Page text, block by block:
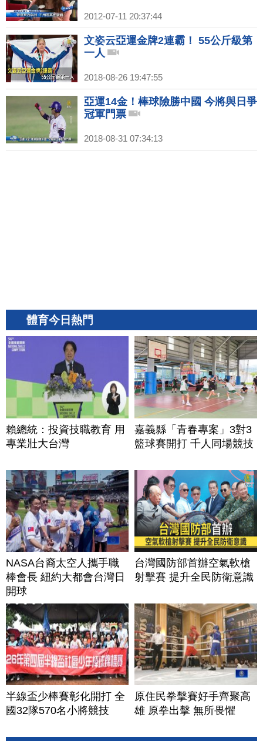
2012-07-11 20:37:44
文姿云亞運金牌2連霸！ 55公斤級第
一人
2018-08-26 19:47:55
亞運14金！棒球險勝中國 今將與日爭
冠軍門票
2018-08-31 07:34:13
體育今日熱門
賴總統：投資技職教育 用
專業壯大台灣
嘉義縣「青春專案」3對3
籃球賽開打 千人同場競技
NASA台裔太空人攜手職
棒會長 紐約大都會台灣日
開球
台灣國防部首辦空氣軟槍
射擊賽 提升全民防衛意識
半線盃少棒賽彰化開打 全
國32隊570名小將競技
原住民拳擊賽好手齊聚高
雄 原拳出擊 無所畏懼